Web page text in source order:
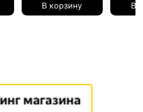
В корзину В